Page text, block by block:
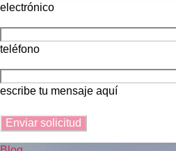
electrónico
teléfono
escribe tu mensaje aquí